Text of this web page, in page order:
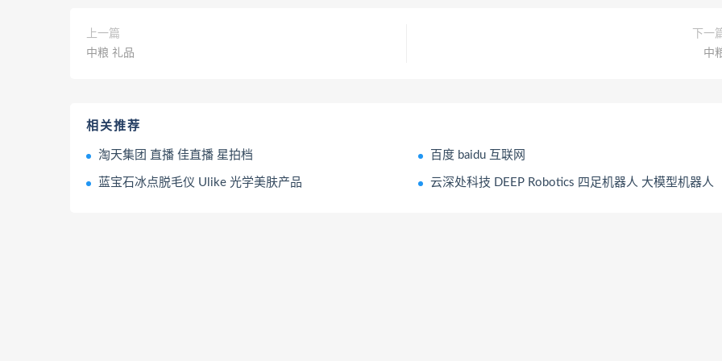
上一篇
中粮 礼品
下一
中
相关推荐
淘天集团 直播 佳直播 星拍档 百度 baidu 互联网
蓝宝石冰点脱毛仪 Ulike 光学美肤产品 云深处科技 DEEP Robotics 四足机器人 大模型机器人